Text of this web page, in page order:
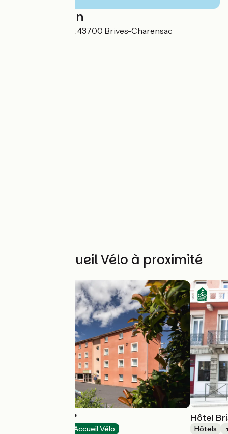
Localisation
4 rue de Genebret 43700 Brives-Charensac
Autres Accueil Vélo à proximité
Deltour Hôtel***
Accueil Vélo
Hôtel
Hôtels